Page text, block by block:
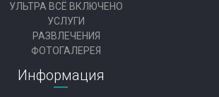
УЛЬТРА ВСЁ ВКЛЮЧЕНО
УСЛУГИ
РАЗВЛЕЧЕНИЯ
ФОТОГАЛЕРЕЯ
Информация